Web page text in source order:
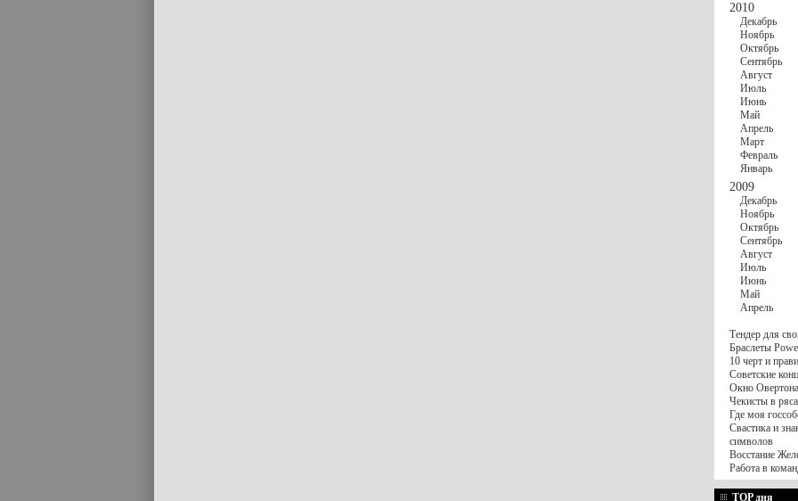
2010
Декабрь
Ноябрь
Октябрь
Сентябрь
Август
Июль
Июнь
Май
Апрель
Март
Февраль
Январь
2009
Декабрь
Ноябрь
Октябрь
Сентябрь
Август
Июль
Июнь
Май
Апрель
Тендер для
Браслеты
10 черт и
Советские
Окно
Чекисты в
Где моя
Свастика и
символов
Восстание
Работа в
TOP дня